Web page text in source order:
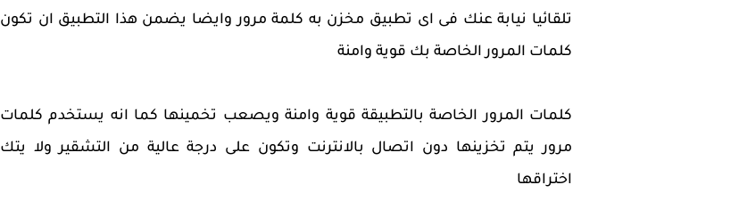
تلقائيا نيابة عنك فى اى تطبيق مخزن به كلمة مرور وايضا يضمن هذا التطبيق ان تكون
كلمات المرور الخاصة بك قوية وامنة
كلمات المرور الخاصة بالتطبيقة قوية وامنة ويصعب تخمينها كما انه يستخدم كلمات
مرور يتم تخزينها دون اتصال بالانترنت وتكون على درجة عالية من التشقير ولا يتك
اختراقها